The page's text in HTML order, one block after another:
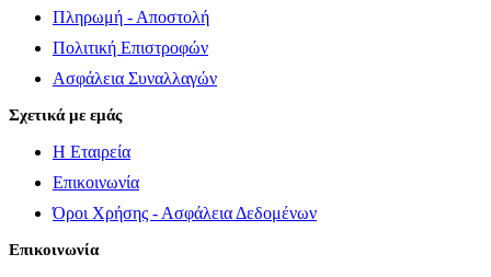
Πληρωμή - Αποστολή
Πολιτική Επιστροφών
Ασφάλεια Συναλλαγών
Σχετικά με εμάς
Η Εταιρεία
Επικοινωνία
Όροι Χρήσης - Ασφάλεια Δεδομένων
Επικοινωνία